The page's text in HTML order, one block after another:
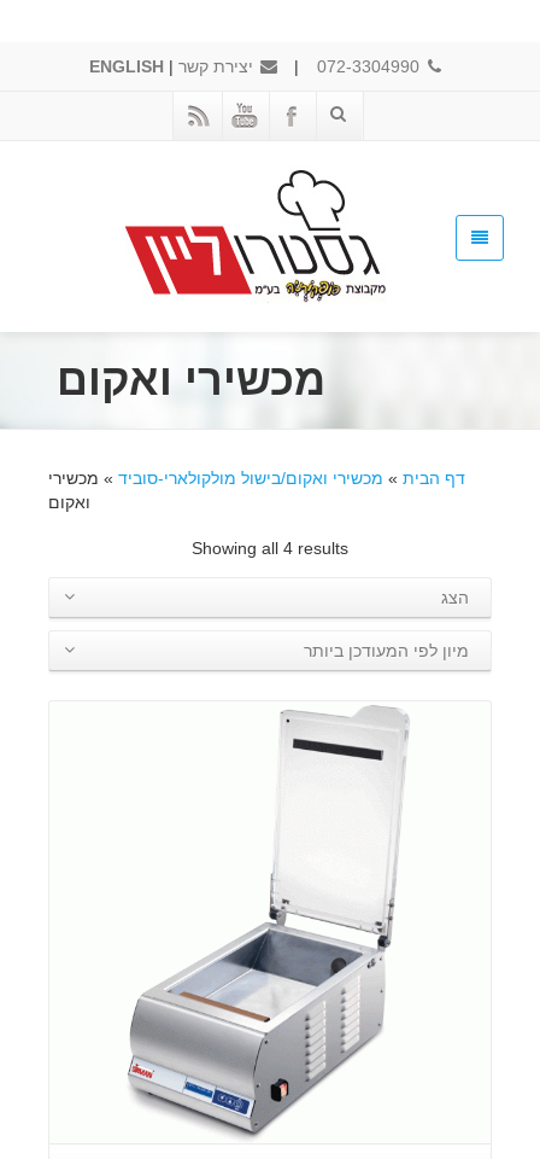
072-3304990
| יצירת קשר |
ENGLISH
מכשירי ואקום
דף הבית » מכשירי ואקום/בישול מולקולארי-סוביד » מכשירי
ואקום
Showing all 4 results
הצג
מיון לפי המעודכן ביותר